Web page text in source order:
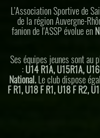
L’Association Sportive de
de la région Auvergne-
fanion de l'ASSP évolue en
Ses équipes jeunes sont au
:U14 R1A, U15R1A,
National.Le club dispose
F R1, U18 F R1, U18 F R2,